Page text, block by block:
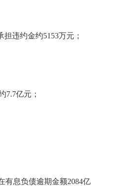
违约金约5153万元；
7.7亿元；
有息负债逾期金额2084亿